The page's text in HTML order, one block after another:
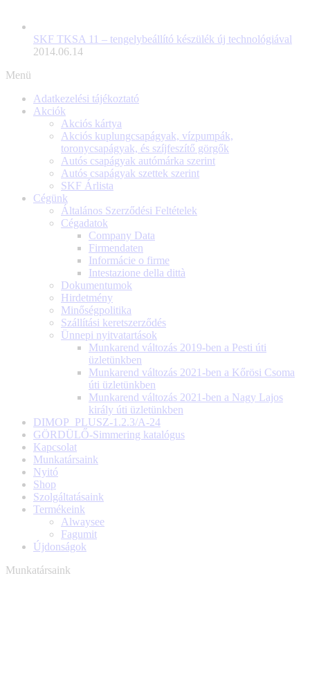
SKF TKSA 11 – tengelybeállító készülék új technológiával
2014.06.14
Menü
Adatkezelési tájékoztató
Akciók
Akciós kártya
Akciós kuplungcsapágyak, vízpumpák,
toronycsapágyak, és szíjfeszítő görgők
Autós csapágyak autómárka szerint
Autós csapágyak szettek szerint
SKF Árlista
Cégünk
Általános Szerződési Feltételek
Cégadatok
Company Data
Firmendaten
Informácie o firme
Intestazione della dittà
Dokumentumok
Hirdetmény
Minőségpolitika
Szállítási keretszerződés
Ünnepi nyitvatartások
Munkarend változás 2019-ben a Pesti úti
üzletünkben
Munkarend változás 2021-ben a Kőrösi Csoma
úti üzletünkben
Munkarend változás 2021-ben a Nagy Lajos
király úti üzletünkben
DIMOP_PLUSZ-1.2.3/A-24
GÖRDÜLŐ-Simmering katalógus
Kapcsolat
Munkatársaink
Nyitó
Shop
Szolgáltatásaink
Termékeink
Alwaysee
Fagumit
Újdonságok
Munkatársaink